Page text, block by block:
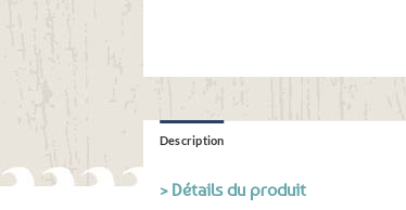
Description
> Détails du produit